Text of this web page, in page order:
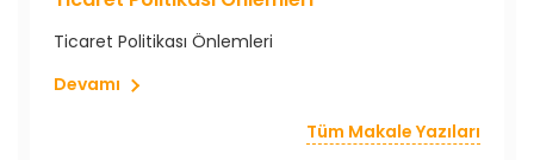
Ticaret Politikası Önlemleri
Devamı
Tüm Makale Yazıları